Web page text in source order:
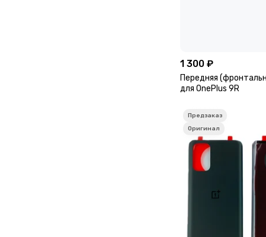
1 300 ₽
Передняя
для OnePlus 9R